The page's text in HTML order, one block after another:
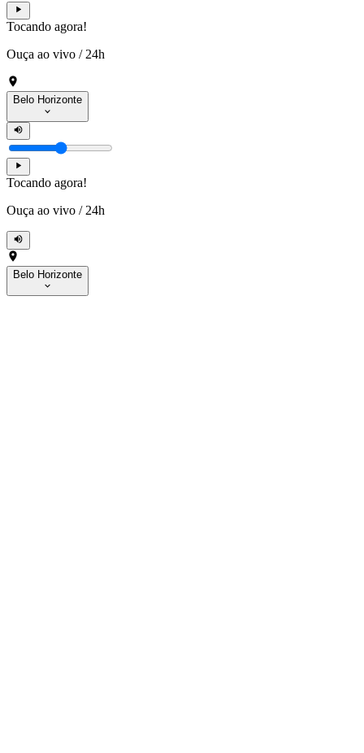
Tocando agora!
Ouça ao vivo / 24h
Belo Horizonte
Tocando agora!
Ouça ao vivo / 24h
Belo Horizonte